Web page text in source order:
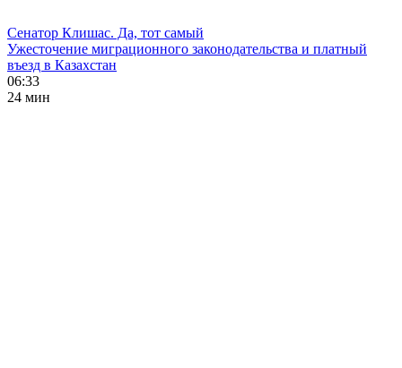
Сенатор Клишас. Да, тот самый
Ужесточение миграционного законодательства и платный
въезд в Казахстан
06:33
24 мин